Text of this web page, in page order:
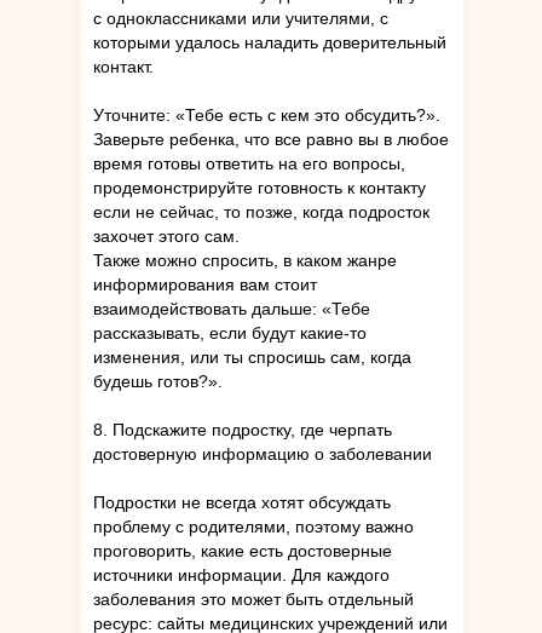
с одноклассниками или учителями, с
которыми удалось наладить доверительный
контакт.
Уточните: «Тебе есть с кем это обсудить?».
Заверьте ребенка, что все равно вы в любое
время готовы ответить на его вопросы,
продемонстрируйте готовность к контакту
если не сейчас, то позже, когда подросток
захочет этого сам.
Также можно спросить, в каком жанре
информирования вам стоит
взаимодействовать дальше: «Тебе
рассказывать, если будут какие-то
изменения, или ты спросишь сам, когда
будешь готов?».
8. Подскажите подростку, где черпать
достоверную информацию о заболевании
Подростки не всегда хотят обсуждать
проблему с родителями, поэтому важно
проговорить, какие есть достоверные
источники информации. Для каждого
заболевания это может быть отдельный
ресурс: сайты медицинских учреждений или